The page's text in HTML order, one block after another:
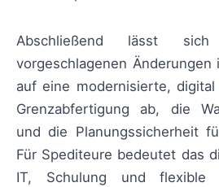
Abschließend lässt
vorgeschlagenen Änderungen
auf eine modernisierte,
Grenzabfertigung ab, die
und die Planungssicherheit
Für Spediteure bedeutet das
IT, Schulung und flexible